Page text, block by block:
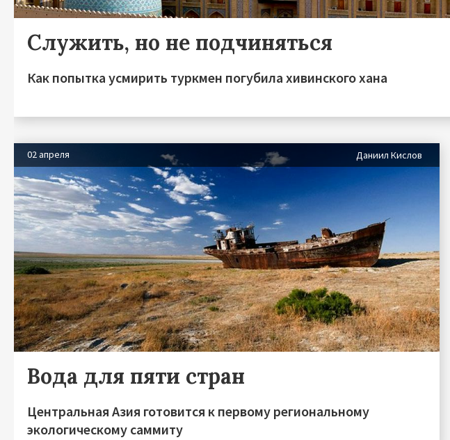
Служить, но не подчиняться
Как попытка усмирить туркмен погубила хивинского хана
02 апреля Даниил Кислов
Вода для пяти стран
Центральная Азия готовится к первому региональному
экологическому саммиту